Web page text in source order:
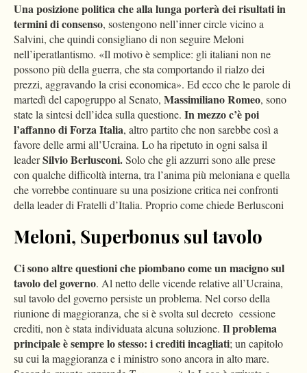
Una posizione politica che alla lunga porterà dei risultati in
termini di consenso, sostengono nell’inner circle vicino a
Salvini, che quindi consigliano di non seguire Meloni
nell’iperatlantismo. «Il motivo è semplice: gli italiani non ne
possono più della guerra, che sta comportando il rialzo dei
prezzi, aggravando la crisi economica». Ed ecco che le parole di
martedì del capogruppo al Senato, Massimiliano Romeo, sono
state la sintesi dell’idea sulla questione. In mezzo c’è poi
l’affanno di Forza Italia, altro partito che non sarebbe così a
favore delle armi all’Ucraina. Lo ha ripetuto in ogni salsa il
leaderSilvio Berlusconi.Solo che gli azzurri sono alle prese
con qualche difficoltà interna, tra l’anima più meloniana e quella
che vorrebbe continuare su una posizione critica nei confronti
della leader di Fratelli d’Italia. Proprio come chiede Berlusconi
Meloni, Superbonus sul tavolo
Ci sono altre questioni che piombano come un macigno sul
tavolo del governo. Al netto delle vicende relative all’Ucraina,
sul tavolo del governo persiste un problema. Nel corso della
riunione di maggioranza, che si è svolta sul decreto cessione
crediti, non è stata individuata alcuna soluzione. Il problema
principale è sempre lo stesso: i crediti incagliati; un capitolo
su cui la maggioranza e i ministro sono ancora in alto mare.